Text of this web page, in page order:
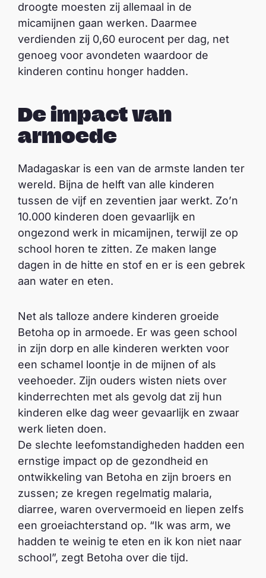
droogte moesten zij allemaal in de
micamijnen gaan werken. Daarmee
verdienden zij 0,60 eurocent per dag, net
genoeg voor avondeten waardoor de
kinderen continu honger hadden.
De impact van
armoede
Madagaskar is een van de armste landen ter
wereld. Bijna de helft van alle kinderen
tussen de vijf en zeventien jaar werkt. Zo’n
10.000 kinderen doen gevaarlijk en
ongezond werk in micamijnen, terwijl ze op
school horen te zitten. Ze maken lange
dagen in de hitte en stof en er is een gebrek
aan water en eten.
Net als talloze andere kinderen groeide
Betoha op in armoede. Er was geen school
in zijn dorp en alle kinderen werkten voor
een schamel loontje in de mijnen of als
veehoeder. Zijn ouders wisten niets over
kinderrechten met als gevolg dat zij hun
kinderen elke dag weer gevaarlijk en zwaar
werk lieten doen.
De slechte leefomstandigheden hadden een
ernstige impact op de gezondheid en
ontwikkeling van Betoha en zijn broers en
zussen; ze kregen regelmatig malaria,
diarree, waren oververmoeid en liepen zelfs
een groeiachterstand op. “Ik was arm, we
hadden te weinig te eten en ik kon niet naar
school”, zegt Betoha over die tijd.